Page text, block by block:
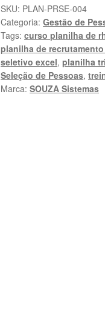
Seleção
em
Excel
Profissional
quantidade
SKU: PLAN-PRSE-004
Categoria:Gestão de
Tags:curso planilha de
planilha de
seletivo excel,planilha
Seleção de Pessoas,
Marca:SOUZA Sistemas